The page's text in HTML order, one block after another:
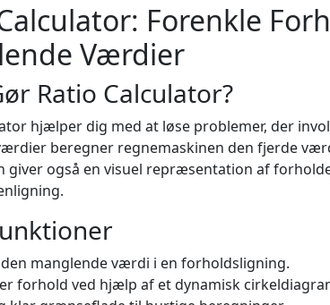
Forenkle
Værdier
Ratio Calculator?
hjælper dig med at løse problemer, der
beregner regnemaskinen den fjerde
giver også en visuel repræsentation af
manglende værdi i en forholdsligning.
forhold ved hjælp af et dynamisk